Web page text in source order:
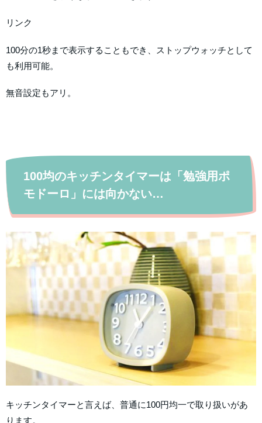
リンク
100分の1秒まで表示することもでき、ストップウォッチとして
も利用可能。
無音設定もアリ。
100均のキッチンタイマーは「勉強用ポ
モドーロ」には向かない…
キッチンタイマーと言えば、普通に100円均一で取り扱いがあ
ります。